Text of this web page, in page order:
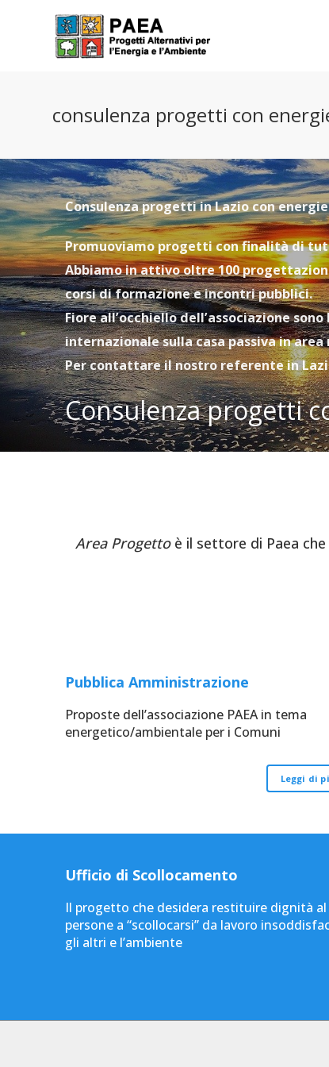
consulenza progetti con
Consulenza progetti in Lazio con
Promuoviamo progetti con finalità di
Abbiamo in attivo oltre 100
corsi di formazione e incontri pubblici.
Fiore all’occhiello dell’associazione
internazionale sulla casa passiva in
Per contattare il nostro referente in
Consulenza progetti
Area Progettoè il settore di Paea
Pubblica Amministrazione
Proposte dell’associazione PAEA in tema
energetico/ambientale per i Comuni
Leggi di
Ufficio di Scollocamento
Il progetto che desidera restituire dignità
persone a “scollocarsi” da lavoro
gli altri e l’ambiente